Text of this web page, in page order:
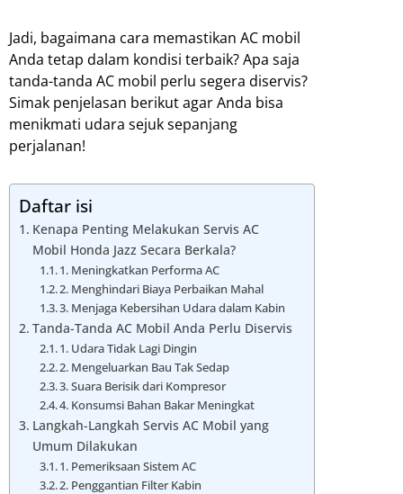
Jadi, bagaimana cara memastikan AC mobil
Anda tetap dalam kondisi terbaik? Apa saja
tanda-tanda AC mobil perlu segera diservis?
Simak penjelasan berikut agar Anda bisa
menikmati udara sejuk sepanjang
perjalanan!
Daftar isi
Kenapa Penting Melakukan Servis AC
Mobil Honda Jazz Secara Berkala?
1. Meningkatkan Performa AC
2. Menghindari Biaya Perbaikan Mahal
3. Menjaga Kebersihan Udara dalam Kabin
Tanda-Tanda AC Mobil Anda Perlu Diservis
1. Udara Tidak Lagi Dingin
2. Mengeluarkan Bau Tak Sedap
3. Suara Berisik dari Kompresor
4. Konsumsi Bahan Bakar Meningkat
Langkah-Langkah Servis AC Mobil yang
Umum Dilakukan
1. Pemeriksaan Sistem AC
2. Penggantian Filter Kabin